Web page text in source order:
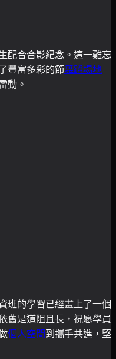
配合合影紀念。這一難忘
豐富多彩的節舞蹈場地
動。
班的學習已經畫上了一個
舊是道阻且長，祝愿學員
個人空間到攜手共進，堅